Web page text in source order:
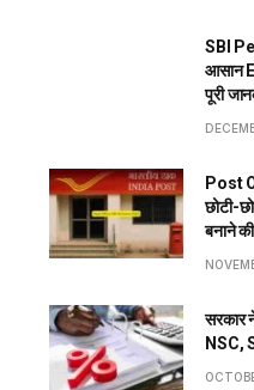
SBI
आसान
पूरी
Post
छोटी-
बनाने
सरकार
NSC,